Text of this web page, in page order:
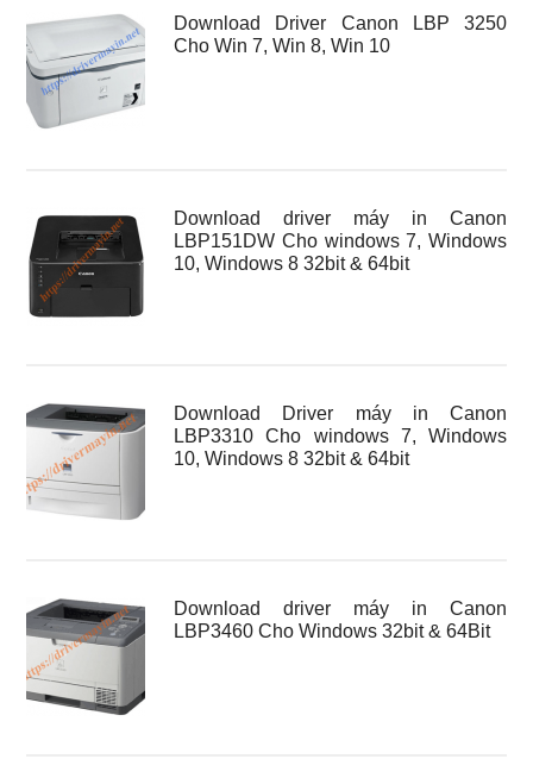
Download Driver Canon LBP 3250
Cho Win 7, Win 8, Win 10
Download driver máy in Canon
LBP151DW Cho windows 7, Windows
10, Windows 8 32bit & 64bit
Download Driver máy in Canon
LBP3310 Cho windows 7, Windows
10, Windows 8 32bit & 64bit
Download driver máy in Canon
LBP3460 Cho Windows 32bit & 64Bit